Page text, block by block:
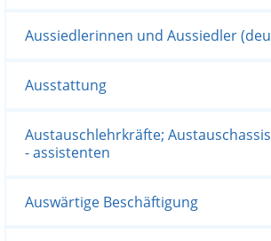
Aussiedlerinnen und Aussiedler
Ausstattung
Austauschlehrkräfte;
- assistenten
Auswärtige Beschäftigung